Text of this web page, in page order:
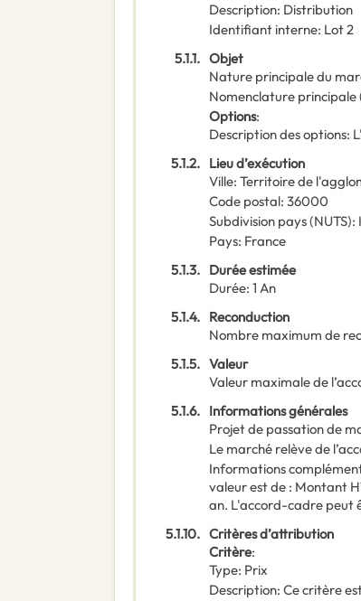
Description: Distribution
Identifiant interne: Lot 2
5.1.1. Objet
Nature principale du
Nomenclature principale
Options:
Description des options:
5.1.2. Lieu d’exécution
Ville: Territoire de
Code postal: 36000
Subdivision pays (NUTS):
Pays: France
5.1.3. Durée estimée
Durée: 1 An
5.1.4. Reconduction
Nombre maximum de
5.1.5. Valeur
Valeur maximale de
5.1.6. Informations générales
Projet de passation de
Le marché relève de
Informations
valeur est de : Montant
an. L'accord-cadre peut
5.1.10. Critères d’attribution
Critère:
Type: Prix
Description: Ce critère